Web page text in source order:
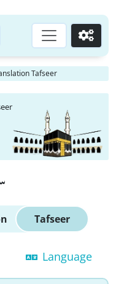
Go
Tafseer
Tafseer
Language